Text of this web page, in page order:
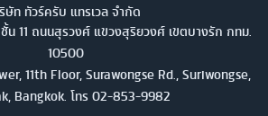
ษัท ทัวร์ครับ แทรเวล จำกัด
น 11 ถนนสุรวงศ์ แขวงสุริยวงศ์ เขตบางรัก กทม.
10500
11th Floor, Surawongse Rd., Suriwongse,
Bangkok. โทร 02-853-9982